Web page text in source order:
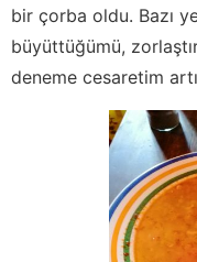
bir çorba oldu. Bazı
büyüttüğümü,
deneme cesaretim